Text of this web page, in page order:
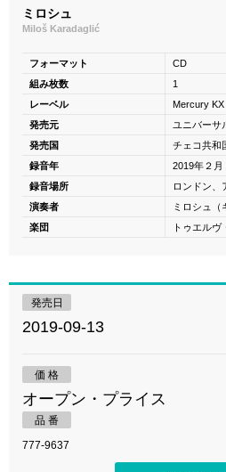
ミロシュ
Miloš Karadaglić
フォーマット
CD
組み枚数
1
レーベル
Mercury KX
発売元
ユニバーサ
発売国
チェコ共和
録音年
2019年２月
録音場所
ロンドン、
演奏者
ミロシュ（
楽団
トゥエル
発売日
2019-09-13
価 格
オープン・プライス
品 番
777-9637